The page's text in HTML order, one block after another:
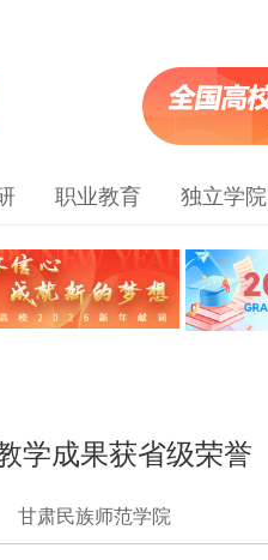
职业教育 独立学院
学成果获省级荣誉
甘肃民族师范学院